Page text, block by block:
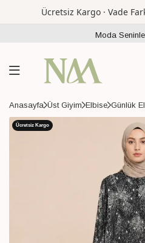
Ücretsiz Kargo · Vade
Moda
Anasayfa Üst Giyim Elbise Günlük
Ücretsiz Kargo